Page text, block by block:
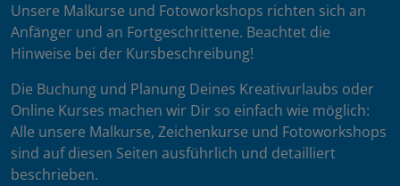
Unsere Malkurse und Fotoworkshops richten sich an
Anfänger und an Fortgeschrittene. Beachtet die
Hinweise bei der Kursbeschreibung!
Die Buchung und Planung Deines Kreativurlaubs oder
Online Kurses machen wir Dir so einfach wie möglich:
Alle unsere Malkurse, Zeichenkurse und Fotoworkshops
sind auf diesen Seiten ausführlich und detailliert
beschrieben.